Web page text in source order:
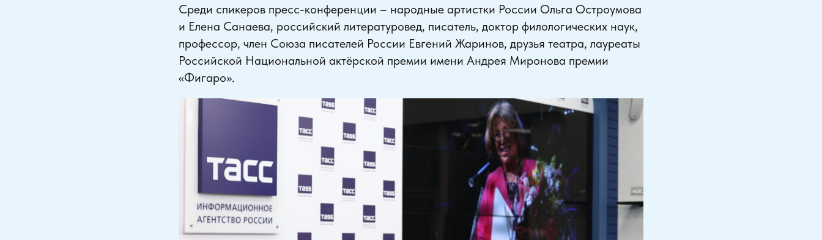
Среди спикеров пресс-конференции – народные артистки России Ольга Остроумова
и Елена Санаева, российский литературовед, писатель, доктор филологических наук,
профессор, член Союза писателей России Евгений Жаринов, друзья театра, лауреаты
Российской Национальной актёрской премии имени Андрея Миронова премии
«Фигаро».